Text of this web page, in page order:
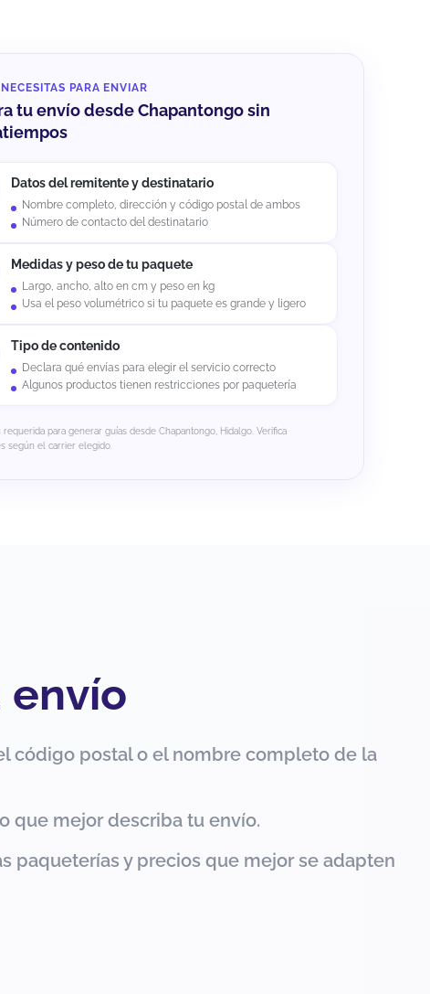
PARA ENVIAR
tu envío desde Chapantongo sin
Datos del remitente y destinatario
Nombre completo, dirección y código postal de ambos
Número de contacto del destinatario
Medidas y peso de tu paquete
Largo, ancho, alto en cm y peso en kg
Usa el peso volumétrico si tu paquete es grande y ligero
Tipo de contenido
Declara qué envías para elegir el servicio correcto
Algunos productos tienen restricciones por paquetería
requerida para generar guías desde Chapantongo, Hidalgo. Verifica
según el carrier elegido.
envío
código postal o el nombre completo de la
que mejor describa tu envío.
paqueterías y precios que mejor se adapten